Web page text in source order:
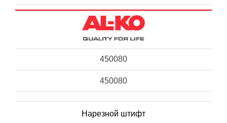
450080
450080
Нарезной штифт